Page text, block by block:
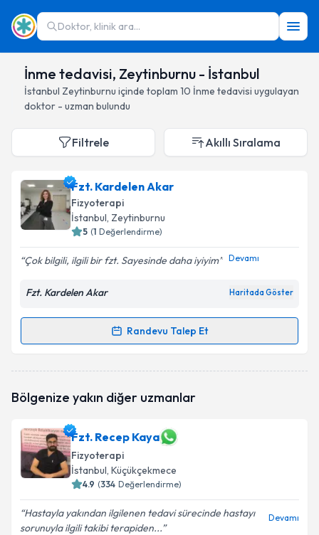
Doktor, klinik ara...
İnme tedavisi, Zeytinburnu - İstanbul
İstanbul Zeytinburnu içinde toplam 10 İnme tedavisi uygulayan
doktor - uzman bulundu
Filtrele Akıllı Sıralama
Fzt. Kardelen Akar
Fizyoterapi
İstanbul, Zeytinburnu
5 (1 Değerlendirme)
Çok bilgili, ilgili bir fzt. Sayesinde daha iyiyim Devamı
Fzt. Kardelen Akar Haritada Göster
Randevu Talep Et
Randevu Takvimi Talebi
oluşturun. Size bu uzmandan randevu almanız için bir
E-posta Adresiniz
Kişisel verilerimin işlenmesine ilişkinAydınlatma
Metni'ni okudum ve kişisel verilerimin belirtilen
Bölgenize yakın diğer uzmanlar
Fzt. Recep Kaya
Fizyoterapi
İstanbul, Küçükçekmece
4.9 (334 Değerlendirme)
Hastayla yakından ilgilenen tedavi sürecinde hastayı
sorunuyla ilgili takibi terapiden...
Devamı